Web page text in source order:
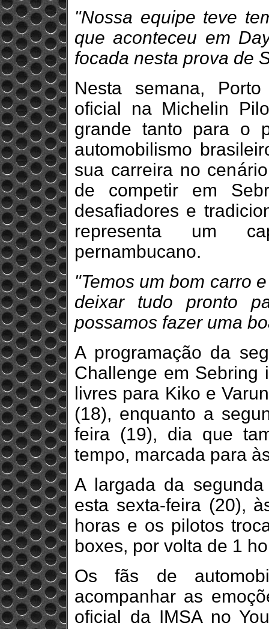
"Nossa equipe teve
que aconteceu em
focada nesta prova de
Nesta semana,
oficial na Michelin
grande tanto para o
automobilismo
sua carreira no
de competir em
desafiadores e
representa um
pernambucano.
"Temos um bom carro
deixar tudo pronto
possamos fazer uma
A programação da
Challenge em Sebring
livres para Kiko e
(18), enquanto a
feira (19), dia que
tempo, marcada para
A largada da
esta sexta-feira (20),
horas e os pilotos
boxes, por volta de 1
Os fãs de
acompanhar as
oficial da IMSA no